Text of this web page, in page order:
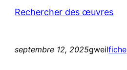
Rechercher des œuvres
septembre 12, 2025gweilfiche